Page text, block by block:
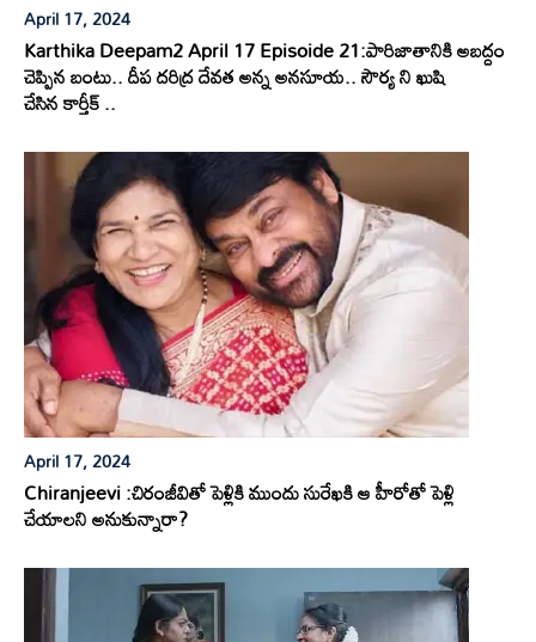
April 17, 2024
Karthika Deepam2 April 17 Episoide 21:పారిజాతానికి అబద్దం
చెప్పిన బంటు.. దీప దరిద్ర దేవత అన్న అనసూయ.. సౌర్య ని ఖుషి
చేసిన కార్తీక్ ..
April 17, 2024
Chiranjeevi :చిరంజీవితో పెళ్లికి ముందు సురేఖకి ఆ హీరోతో పెళ్లి
చేయాలని అనుకున్నారా?